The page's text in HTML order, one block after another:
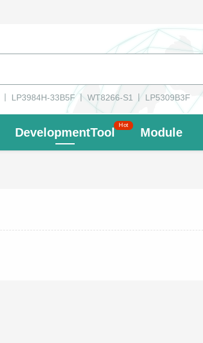
LP3984H-33B5F WT8266-S1 LP5309B3F
DevelopmentTool
Hot
Module